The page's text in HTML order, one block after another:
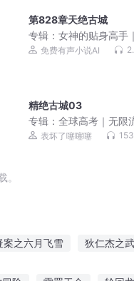
第828章天绝古城
专辑：女神的贴身高手
听｜美女爽文
免费有声小说AI
精绝古城03
专辑：全球高考｜无限
表坏了噻噻噻 153
案之六月飞雪 狄仁杰之